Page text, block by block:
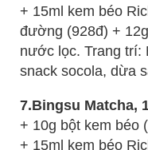
+ 15ml kem béo
đường (928đ) +
nước lọc. Trang trí:
snack socola, dừa
7.Bingsu Matcha,
+ 10g bột kem béo
+ 15ml kem béo